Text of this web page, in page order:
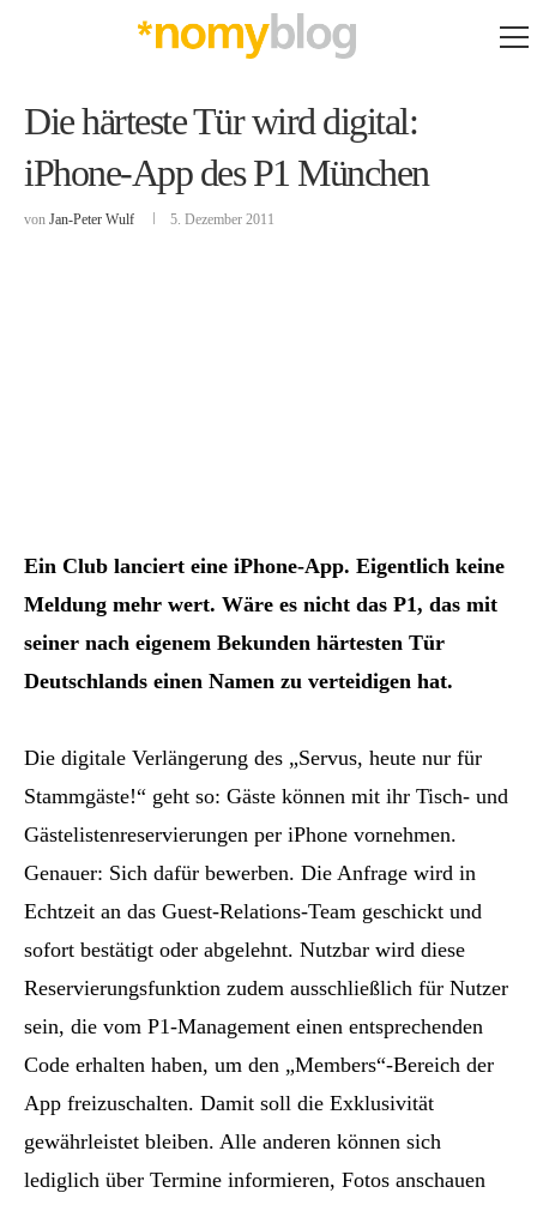
Die härteste Tür wird digital:
iPhone-App des P1 München
von Jan-Peter Wulf 5. Dezember 2011
Ein Club lanciert eine iPhone-App. Eigentlich keine
Meldung mehr wert. Wäre es nicht das P1, das mit
seiner nach eigenem Bekunden härtesten Tür
Deutschlands einen Namen zu verteidigen hat.
Die digitale Verlängerung des „Servus, heute nur für
Stammgäste!“ geht so: Gäste können mit ihr Tisch- und
Gästelistenreservierungen per iPhone vornehmen.
Genauer: Sich dafür bewerben. Die Anfrage wird in
Echtzeit an das Guest-Relations-Team geschickt und
sofort bestätigt oder abgelehnt. Nutzbar wird diese
Reservierungsfunktion zudem ausschließlich für Nutzer
sein, die vom P1-Management einen entsprechenden
Code erhalten haben, um den „Members“-Bereich der
App freizuschalten. Damit soll die Exklusivität
gewährleistet bleiben. Alle anderen können sich
lediglich über Termine informieren, Fotos anschauen